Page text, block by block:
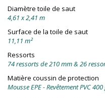
Diamètre toile de saut
4,61 x 2,41 m
Surface de la toile de saut
11,11 m²
Ressorts
74 ressorts de 210 mm & 26
Matière coussin de protection
Mousse EPE - Revêtement PVC